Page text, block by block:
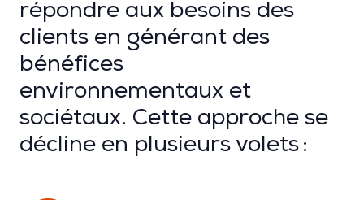
répondre aux besoins des
clients en générant des
bénéfices
environnementaux et
sociétaux. Cette approche se
décline en plusieurs volets :